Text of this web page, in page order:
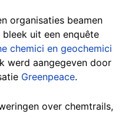
organisaties beamen
uit een enquête
chemici en geochemici
werd aangegeven door
Greenpeace.
over chemtrails,